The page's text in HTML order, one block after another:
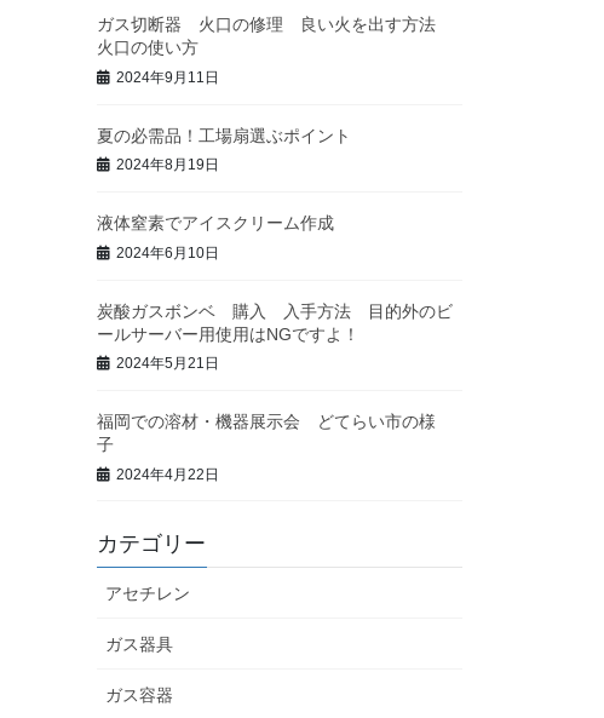
ガス切断器 火口の修理 良い火を出す方法
火口の使い方
2024年9月11日
夏の必需品！工場扇選ぶポイント
2024年8月19日
液体窒素でアイスクリーム作成
2024年6月10日
炭酸ガスボンベ 購入 入手方法 目的外のビ
ールサーバー用使用はNGですよ！
2024年5月21日
福岡での溶材・機器展示会 どてらい市の様
子
2024年4月22日
カテゴリー
アセチレン
ガス器具
ガス容器